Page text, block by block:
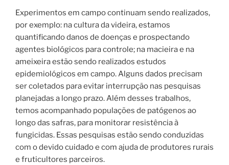
Experimentos em campo continuam sendo realizados,
por exemplo: na cultura da videira, estamos
quantificando danos de doenças e prospectando
agentes biológicos para controle; na macieira e na
ameixeira estão sendo realizados estudos
epidemiológicos em campo. Alguns dados precisam
ser coletados para evitar interrupção nas pesquisas
planejadas a longo prazo. Além desses trabalhos,
temos acompanhado populações de patógenos ao
longo das safras, para monitorar resistência à
fungicidas. Essas pesquisas estão sendo conduzidas
com o devido cuidado e com ajuda de produtores rurais
e fruticultores parceiros.